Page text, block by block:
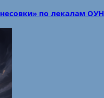
по лекалам ОУН